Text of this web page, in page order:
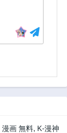
漫画 無料, K-漫神